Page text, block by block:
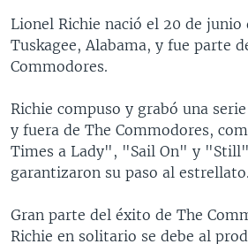
Lionel Richie nació el 20 de junio
Tuskagee, Alabama, y fue parte
Commodores.
Richie compuso y grabó una
y fuera de The Commodores,
Times a Lady", "Sail On" y
garantizaron su paso al estrellato.
Gran parte del éxito de The
Richie en solitario se debe al